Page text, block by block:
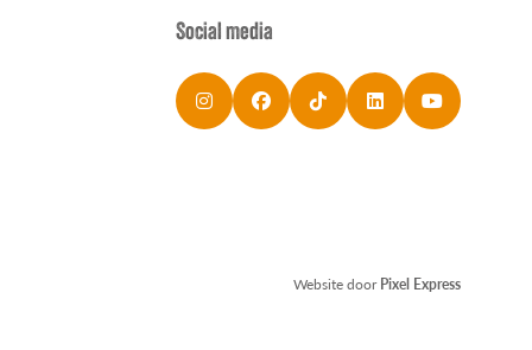
Social media
Website door Pixel Express